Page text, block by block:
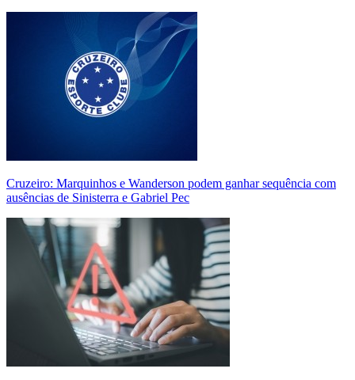
Cruzeiro: Marquinhos e Wanderson podem ganhar sequência com
ausências de Sinisterra e Gabriel Pec